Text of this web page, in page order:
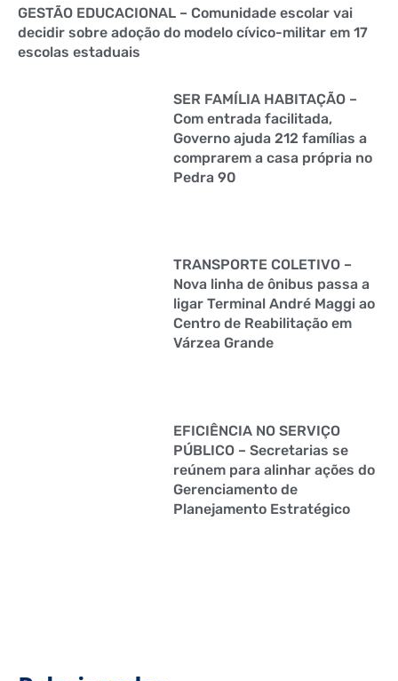
GESTÃO EDUCACIONAL – Comunidade escolar vai
decidir sobre adoção do modelo cívico-militar em 17
escolas estaduais
SER FAMÍLIA HABITAÇÃO –
Com entrada facilitada,
Governo ajuda 212 famílias a
comprarem a casa própria no
Pedra 90
TRANSPORTE COLETIVO –
Nova linha de ônibus passa a
ligar Terminal André Maggi ao
Centro de Reabilitação em
Várzea Grande
EFICIÊNCIA NO SERVIÇO
PÚBLICO – Secretarias se
reúnem para alinhar ações do
Gerenciamento de
Planejamento Estratégico